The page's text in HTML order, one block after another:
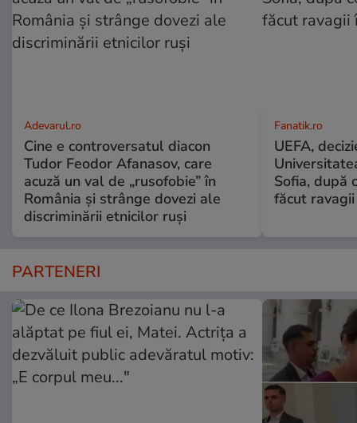
Adevarul.ro
Cine e controversatul diacon
Tudor Feodor Afanasov, care
acuză un val de „rusofobie” în
România și strânge dovezi ale
discriminării etnicilor ruși
Fanatik.ro
UEFA,
Sofia, după
făcut
PARTENERI